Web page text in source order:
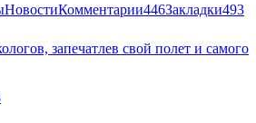
НовостиКомментарии446Закладки493
запечатлев свой полет и самого